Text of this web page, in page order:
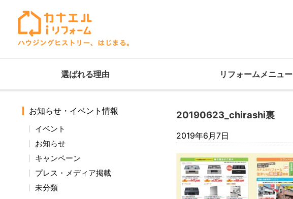
選ばれる理由 リフォームメニュー
お知らせ・イベント情報
イベント
お知らせ
キャンペーン
プレス・メディア掲載
未分類
20190623_chirashi裏
2019年6月7日